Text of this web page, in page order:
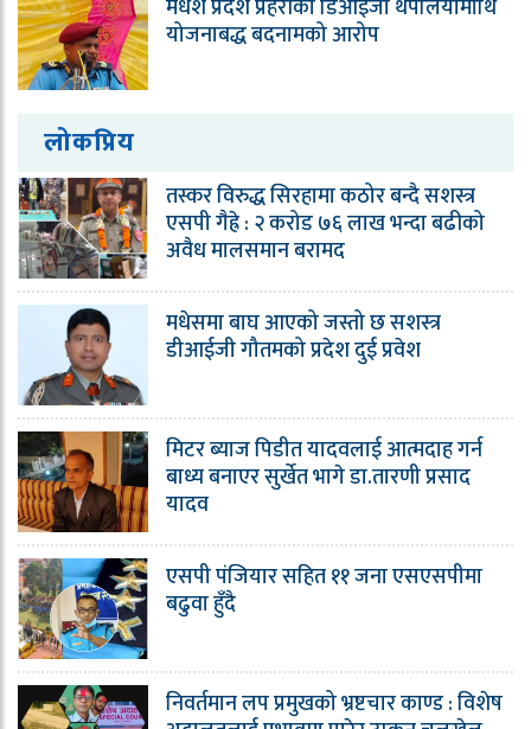
मधेश प्रदेश प्रहरीका डिआईजी थपलियामाथि
योजनाबद्ध बदनामको आरोप
लोकप्रिय
तस्कर विरुद्ध सिरहामा कठोर बन्दै सशस्त्र
एसपी गैह्रे : २ करोड ७६ लाख भन्दा बढीको
अवैध मालसमान बरामद
मधेसमा बाघ आएको जस्तो छ सशस्त्र
डीआईजी गौतमको प्रदेश दुई प्रवेश
मिटर ब्याज पिडीत यादवलाई आत्मदाह गर्न
बाध्य बनाएर सुर्खेत भागे डा.तारणी प्रसाद
यादव
एसपी पंजियार सहित ११ जना एसएसपीमा
बढुवा हुँदै
निवर्तमान लप प्रमुखको भ्रष्टचार काण्ड : विशेष